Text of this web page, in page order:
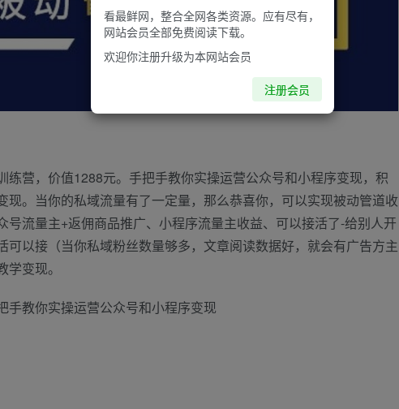
练营，价值1288元。手把手教你实操运营公众号和小程序变现，积
现。当你的私域流量有了一定量，那么恭喜你，可以实现被动管道收
流量主+返佣商品推广、小程序流量主收益、可以接活了-给别人开
以接（当你私域粉丝数量够多，文章阅读数据好，就会有广告方主
变现。
手教你实操运营公众号和小程序变现
看最鲜网，整合全网各类资源。应有尽有，
网站会员全部免费阅读下载。
欢迎你注册升级为本网站会员
注册会员